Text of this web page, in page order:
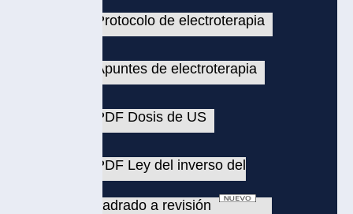
de electroterapia
de electroterapia
Dosis de US
Ley del inverso del
a revisión